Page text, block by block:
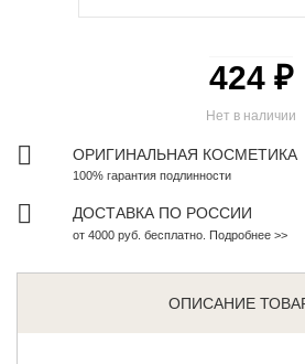
Нет в наличии
424 ₽
ОРИГИНАЛЬНАЯ КОСМЕТИКА
100% гарантия подлинности
ДОСТАВКА ПО РОССИИ
от 4000 руб. бесплатно. Подробнее >>
ОПИСАНИЕ